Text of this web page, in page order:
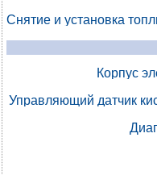
Снятие и установка
Корпус
Управляющий датчик